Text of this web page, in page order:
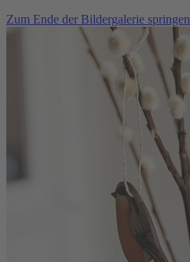
Zum Ende der Bildergalerie springen